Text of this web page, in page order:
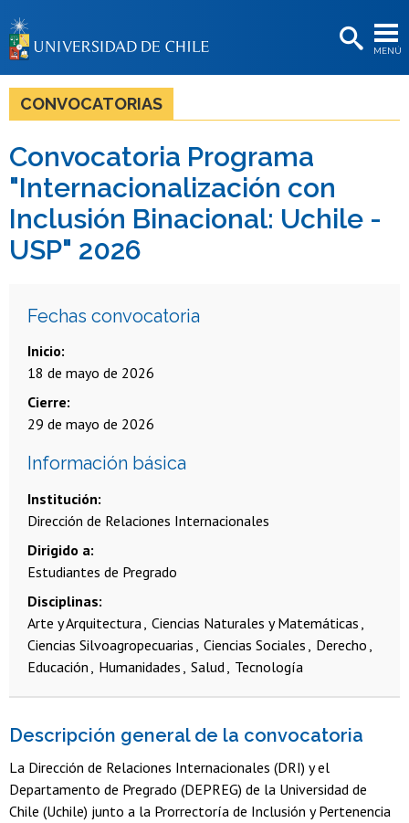
MENÚ
BIBLIOTECAS
LA UNIVERSIDAD
Estudiantes
Académicas/os
CONVOCATORIAS
Convocatoria Programa
"Internacionalización con
Inclusión Binacional: Uchile -
USP" 2026
Fechas convocatoria
Inicio
18 de mayo de 2026
Cierre
29 de mayo de 2026
Información básica
Institución
Dirección de Relaciones Internacionales
Dirigido a
Estudiantes de Pregrado
Disciplinas
Arte y Arquitectura Ciencias Naturales y Matemáticas
Ciencias Silvoagropecuarias Ciencias Sociales
Derecho
Educación
Humanidades Salud Tecnología
Descripción general de la convocatoria
La Dirección de Relaciones Internacionales (DRI) y el
Departamento de Pregrado (DEPREG) de la Universidad de
Chile (Uchile) junto a la Prorrectoría de Inclusión y Pertenencia